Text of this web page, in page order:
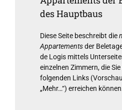
des Hauptbaus
Diese Seite beschreibt die
Appartementsder
de Logis mittels
einzelnen Zimmern, die
folgenden Links
„Mehr…“) erreichen